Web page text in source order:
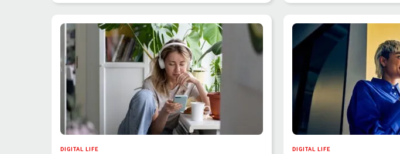
DIGITAL LIFE DIGITAL LIFE